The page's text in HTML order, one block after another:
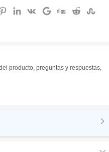
producto, preguntas y respuestas,